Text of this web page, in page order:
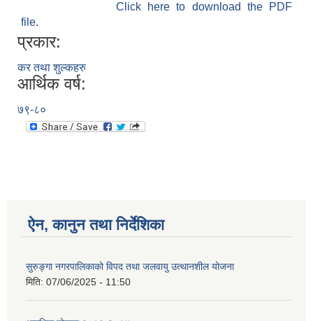
Click here to download the PDF
file.
प्रकार:
कर तथा शुल्कहरु
आर्थिक वर्ष:
७९-८०
ऐन, कानुन तथा निर्देशिका
सुरुङ्गा नगरपालिकाको विपद तथा जलवायु उत्थानशील योजना
मिति: 07/06/2025 - 11:50